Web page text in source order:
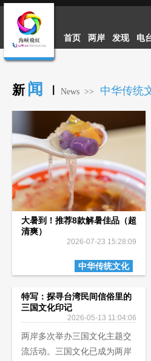
首页 两岸 发现 电
新 闻 News >> 中华传统
大暑到！推荐8款解暑佳品（超
清爽）
2026-07-23 15:28:09
中华传统文化
特写：探寻台湾民间信俗里的
三国文化印记
2026-05-13 11:04:06
两岸多次举办三国文化主题交
流活动。三国文化已成为两岸